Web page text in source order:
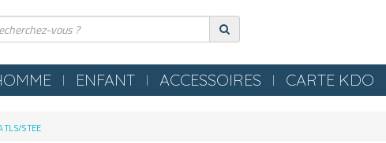
ENFANT ACCESSOIRES CARTE KDO
S/S TEE